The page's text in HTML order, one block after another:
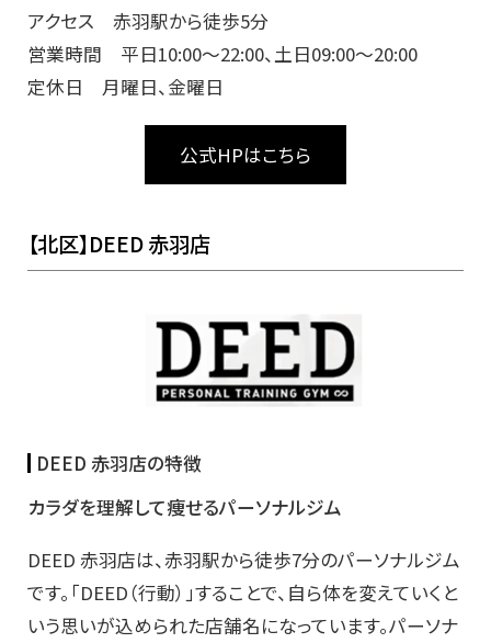
アクセス 赤羽駅から徒歩5分
営業時間 平日10:00～22:00、土日09:00～20:00
定休日 月曜日、金曜日
公式HPはこちら
【北区】DEED 赤羽店
DEED 赤羽店の特徴
カラダを理解して痩せるパーソナルジム
DEED 赤羽店は、赤羽駅から徒歩7分のパーソナルジム
です。「DEED（行動）」することで、自ら体を変えていくと
いう思いが込められた店舗名になっています。パーソナ